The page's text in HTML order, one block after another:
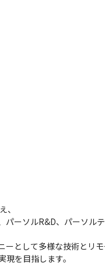
、
ーソルR&D、パーソル
として多様な技術とリ
を目指します。